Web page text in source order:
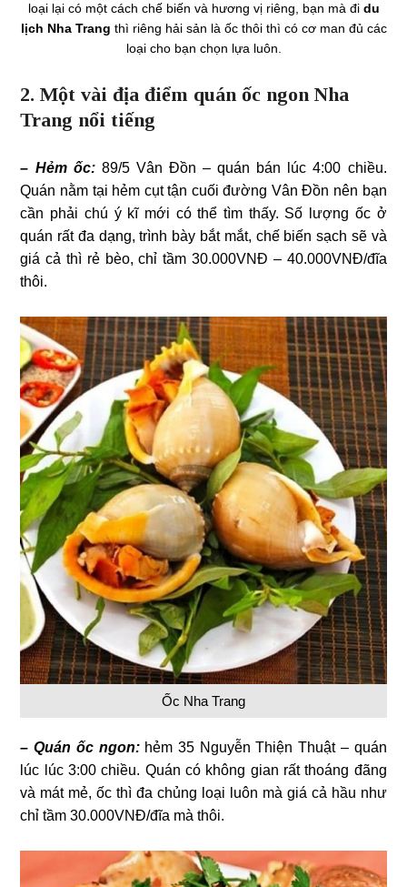
loại lại có một cách chế biến và hương vị riêng, bạn mà đi du
lịch Nha Trang thì riêng hải sản là ốc thôi thì có cơ man đủ các
loại cho bạn chọn lựa luôn.
2. Một vài địa điểm quán ốc ngon Nha
Trang nổi tiếng
– Hẻm ốc:89/5 Vân Đồn – quán bán lúc 4:00 chiều.
Quán nằm tại hẻm cụt tận cuối đường Vân Đồn nên bạn
cần phải chú ý kĩ mới có thể tìm thấy. Số lượng ốc ở
quán rất đa dạng, trình bày bắt mắt, chế biến sạch sẽ và
giá cả thì rẻ bèo, chỉ tầm 30.000VNĐ – 40.000VNĐ/đĩa
thôi.
Ốc Nha Trang
– Quán ốc ngon: hẻm 35 Nguyễn Thiện Thuật – quán
lúc lúc 3:00 chiều. Quán có không gian rất thoáng đãng
và mát mẻ, ốc thì đa chủng loại luôn mà giá cả hầu như
chỉ tầm 30.000VNĐ/đĩa mà thôi.